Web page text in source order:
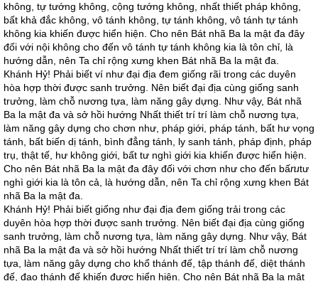
không, tự tướng không, cộng tướng không, nhất thiết pháp không,
bất khả đắc không, vô tánh không, tự tánh không, vô tánh tự tánh
không kia khiến được hiển hiện. Cho nên Bát nhã Ba la mật đa đây
đối với nội không cho đến vô tánh tự tánh không kia là tôn chỉ, là
hướng dẫn, nên Ta chỉ rộng xưng khen Bát nhã Ba la mật đa.
Khánh Hỷ! Phải biết ví như đại địa đem giống rãi trong các duyên
hòa hợp thời được sanh trưởng. Nên biết đại địa cùng giống sanh
trưởng, làm chỗ nương tựa, làm năng gây dựng. Như vậy, Bát nhã
Ba la mật đa và sở hồi hướng Nhất thiết trí trí làm chỗ nương tựa,
làm năng gây dựng cho chơn như, pháp giới, pháp tánh, bất hư vọng
tánh, bất biến dị tánh, bình đẳng tánh, ly sanh tánh, pháp định, pháp
trụ, thật tế, hư không giới, bất tư nghì giới kia khiến được hiển hiện.
Cho nên Bát nhã Ba la mật đa đây đối với chơn như cho đến bấⴠtư
nghì giới kia là tôn cả, là hướng dẫn, nên Ta chỉ rộng xưng khen Bát
nhã Ba la mật đa.
Khánh Hỷ! Phải biết giống như đại địa đem giống trải trong các
duyên hòa hợp thời được sanh trưởng. Nên biết đại địa cùng giống
sanh trưởng, làm chỗ nương tựa, làm năng gây dựng. Như vậy, Bát
nhã Ba la mật đa và sở hồi hướng Nhất thiết trí trí làm chỗ nương
tựa, làm năng gây dựng cho khổ thánh đế, tập thánh đế, diệt thánh
đế, đạo thánh đế khiến được hiển hiện. Cho nên Bát nhã Ba la mật